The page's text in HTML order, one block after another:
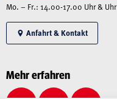
Mo. – Fr.: 14.00-17.00 Uhr & Uhr
Anfahrt & Kontakt
Mehr erfahren